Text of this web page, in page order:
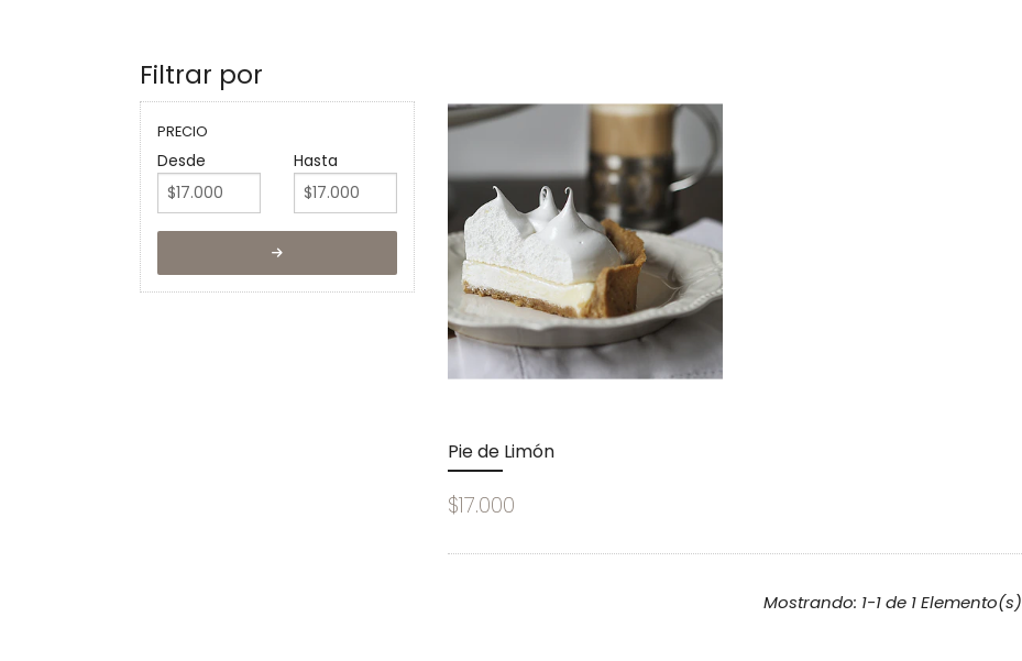
Filtrar por
PRECIO
Desde Hasta
Pie de Limón
$17.000
Mostrando: 1-1 de 1 Elemento(s)